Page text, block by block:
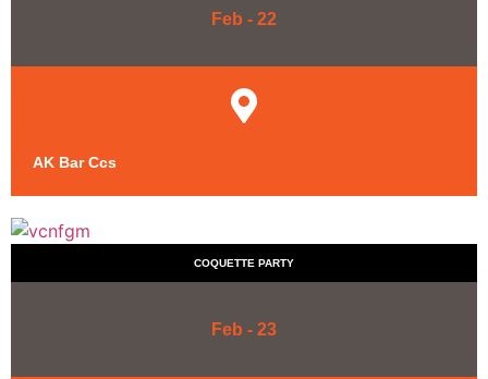
Feb - 22
AK Bar Ccs
COQUETTE PARTY
Feb - 23